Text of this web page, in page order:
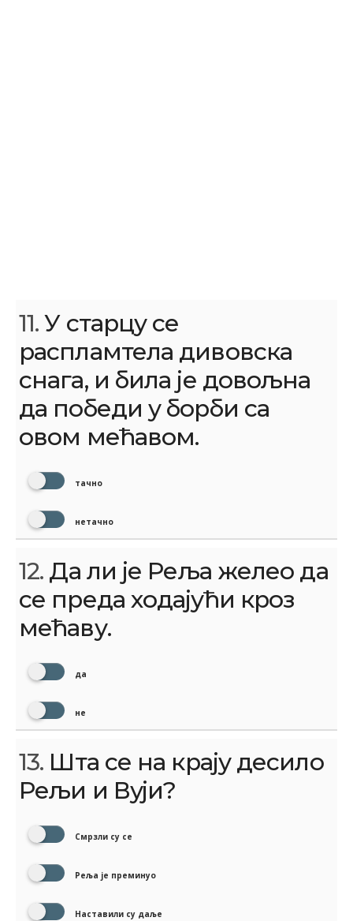
11.У старцу се
распламтела дивовска
снага, и била је довољна
да победи у борби са
овом мећавом.
тачно
нетачно
12. Да ли је Реља желео да
се преда ходајући кроз
мећаву.
да
не
13. Шта се на крају десило
Рељи и Вуји?
Смрзли су се
Реља је преминуо
Наставили су даље